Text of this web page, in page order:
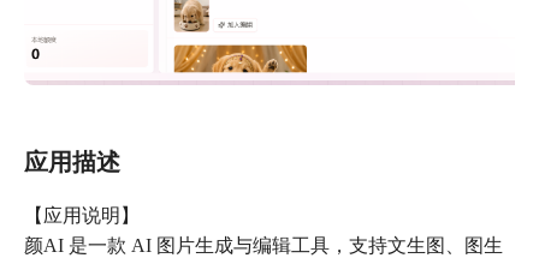
应用描述
【应用说明】
颜AI 是一款 AI 图片生成与编辑工具，支持文生图、图生